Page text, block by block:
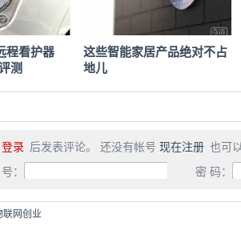
程看护器
测
这些智能家居产品绝对不占
地儿
登录 后发表评论。 还没有帐号 现在注册 也可
：
密 码：